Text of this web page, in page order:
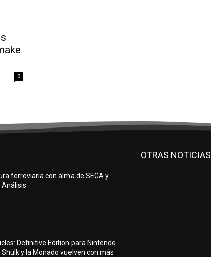
0
ferroviaria con alma de SEGA y
Definitive Edition para Nintendo
y la Monado vuelven con más
OTRAS NOTICIAS